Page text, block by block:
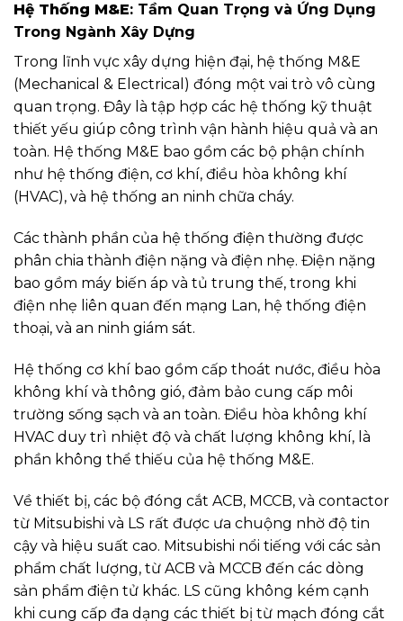
Hệ Thống M&E: Tầm Quan Trọng và Ứng Dụng
Trong Ngành Xây Dựng
Trong lĩnh vực xây dựng hiện đại, hệ thống M&E
(Mechanical & Electrical) đóng một vai trò vô cùng
quan trọng. Đây là tập hợp các hệ thống kỹ thuật
thiết yếu giúp công trình vận hành hiệu quả và an
toàn. Hệ thống M&E bao gồm các bộ phận chính
như hệ thống điện, cơ khí, điều hòa không khí
(HVAC), và hệ thống an ninh chữa cháy.
Các thành phần của hệ thống điện thường được
phân chia thành điện nặng và điện nhẹ. Điện nặng
bao gồm máy biến áp và tủ trung thế, trong khi
điện nhẹ liên quan đến mạng Lan, hệ thống điện
thoại, và an ninh giám sát.
Hệ thống cơ khí bao gồm cấp thoát nước, điều hòa
không khí và thông gió, đảm bảo cung cấp môi
trường sống sạch và an toàn. Điều hòa không khí
HVAC duy trì nhiệt độ và chất lượng không khí, là
phần không thể thiếu của hệ thống M&E.
Về thiết bị, các bộ đóng cắt ACB, MCCB, và contactor
từ Mitsubishi và LS rất được ưa chuộng nhờ độ tin
cậy và hiệu suất cao. Mitsubishi nổi tiếng với các sản
phẩm chất lượng, từ ACB và MCCB đến các dòng
sản phẩm điện tử khác. LS cũng không kém cạnh
khi cung cấp đa dạng các thiết bị từ mạch đóng cắt